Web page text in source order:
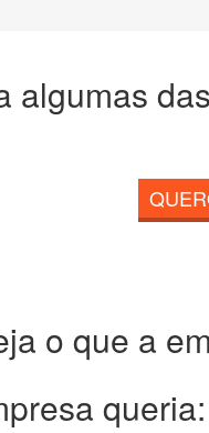
algumas
o que a
queria: